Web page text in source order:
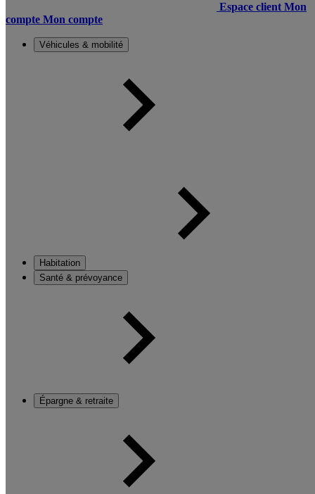
Espace client Mon
compte Mon compte
Véhicules & mobilité
Habitation
Santé & prévoyance
Épargne & retraite